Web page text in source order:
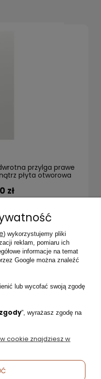
przylga prawe
płyta otworowa
zł
) wykorzystujemy pliki
reklam, pomiaru ich
informacje na temat
Google można znaleźć
lub wycofać swoją zgodę
”, wyrażasz zgodę na
cookie znajdziesz w